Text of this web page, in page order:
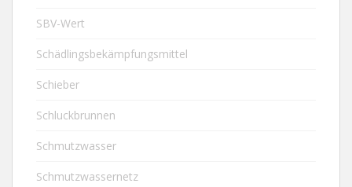
SBV-Wert
Schädlingsbekämpfungsmittel
Schieber
Schluckbrunnen
Schmutzwasser
Schmutzwassernetz